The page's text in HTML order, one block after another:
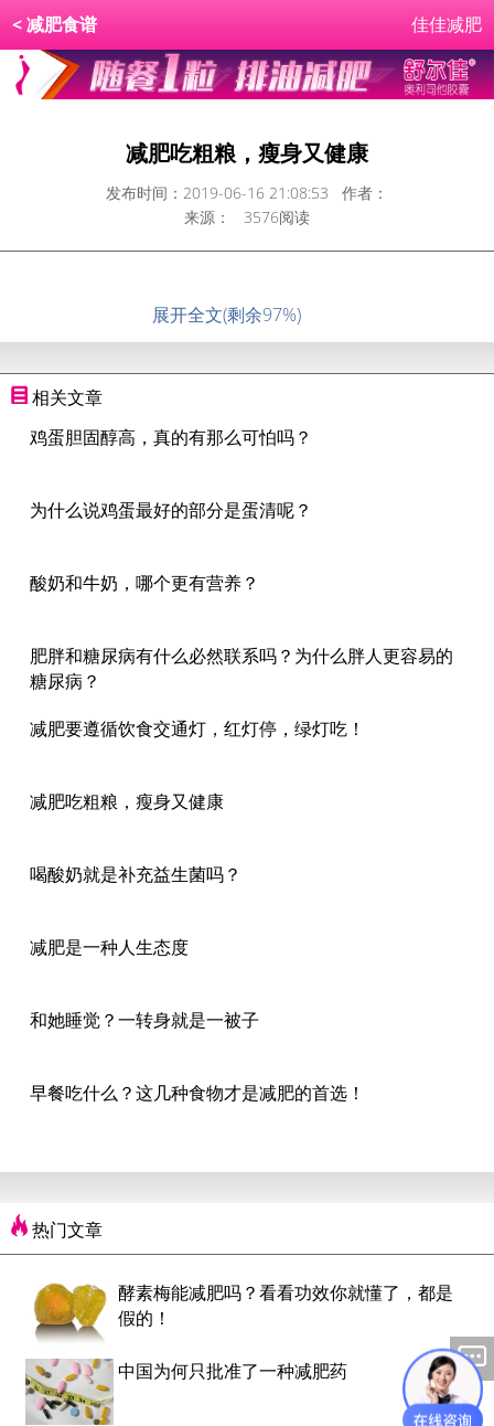
<减肥食谱 佳佳减肥
减肥吃粗粮，瘦身又健康
发布时间：2019-06-16 21:08:53 作者：
来源： 3576阅读
展开全文(剩余97%)
相关文章
鸡蛋胆固醇高，真的有那么可怕吗？
为什么说鸡蛋最好的部分是蛋清呢？
酸奶和牛奶，哪个更有营养？
肥胖和糖尿病有什么必然联系吗？为什么胖人更容易的
糖尿病？
减肥要遵循饮食交通灯，红灯停，绿灯吃！
减肥吃粗粮，瘦身又健康
喝酸奶就是补充益生菌吗？
减肥是一种人生态度
和她睡觉？一转身就是一被子
早餐吃什么？这几种食物才是减肥的首选！
热门文章
酵素梅能减肥吗？看看功效你就懂了，都是
假的！
中国为何只批准了一种减肥药